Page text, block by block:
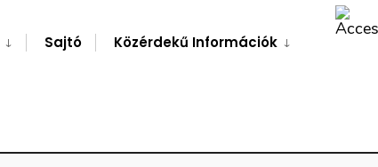
Sajtó Közérdekű Információk
Window